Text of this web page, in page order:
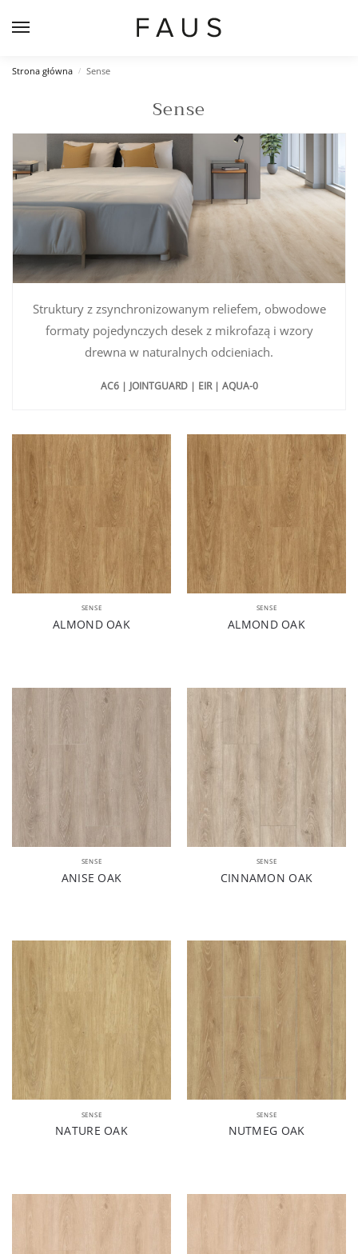
Strona główna / Sense
Sense
Struktury z zsynchronizowanym reliefem, obwodowe
formaty pojedynczych desek z mikrofazą i wzory
drewna w naturalnych odcieniach.
AC6 | JOINTGUARD | EIR | AQUA-0
SENSE
ALMOND OAK
SENSE
ALMOND OAK
SENSE
ANISE OAK
SENSE
CINNAMON OAK
SENSE
NATURE OAK
SENSE
NUTMEG OAK